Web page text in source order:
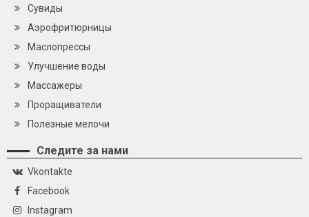
Сувиды
Аэрофритюрницы
Маслопрессы
Улучшение воды
Массажеры
Проращиватели
Полезные мелочи
Следите за нами
Vkontakte
Facebook
Instagram